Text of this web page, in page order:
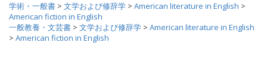
学術・一般書 > 文学および修辞学 > American literature in English >
American fiction in English
一般教養・文芸書 > 文学および修辞学 > American literature in English
> American fiction in English